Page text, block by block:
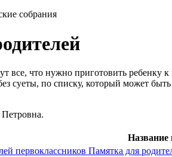
собрания
все, что нужно приготовить ребенку
суеты, по списку, который может быть
Название
первоклассников Памятка для